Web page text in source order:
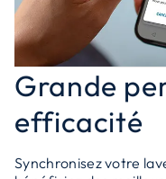
Grande
efficacité
Synchronisez votre